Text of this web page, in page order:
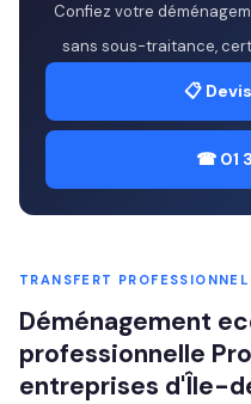
Confiez votre
sans sous-traitance,
📋
☎ 01
TRANSFERT
Déménagement
professionnelle
entreprises d'Île-